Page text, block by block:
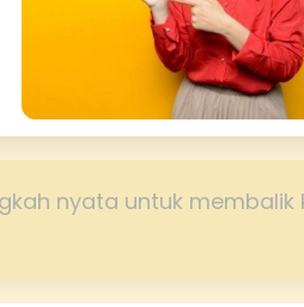
nyata untuk